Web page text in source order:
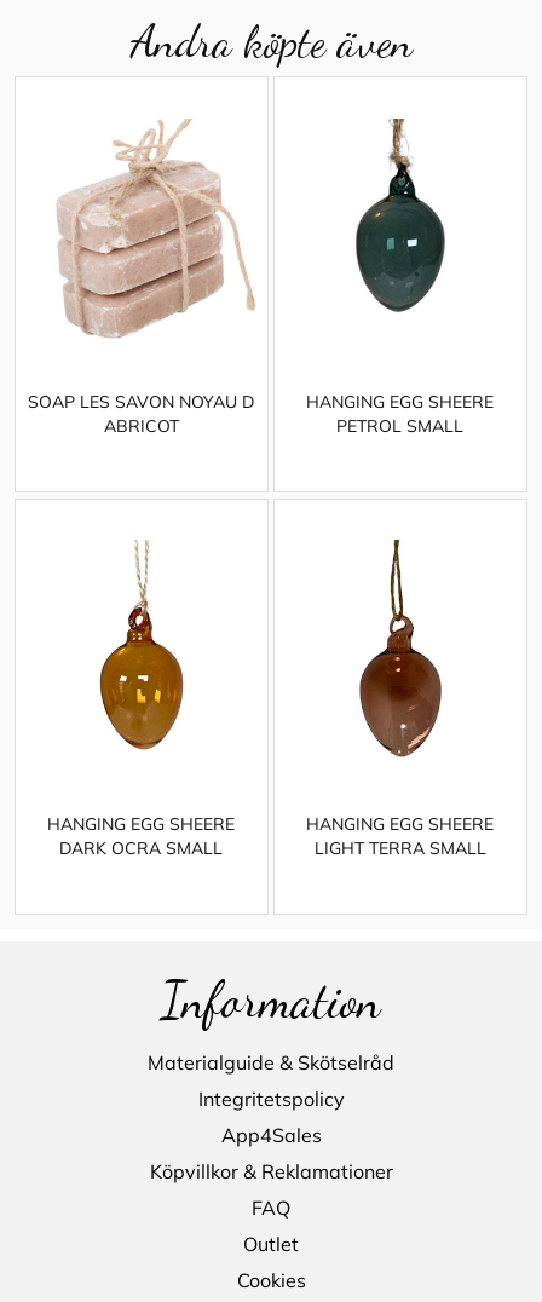
Andra köpte även
SOAP LES SAVON NOYAU D
ABRICOT
HANGING EGG SHEERE
PETROL SMALL
HANGING EGG SHEERE
DARK OCRA SMALL
HANGING EGG SHEERE
LIGHT TERRA SMALL
Information
Materialguide & Skötselråd
Integritetspolicy
App4Sales
Köpvillkor & Reklamationer
FAQ
Outlet
Cookies